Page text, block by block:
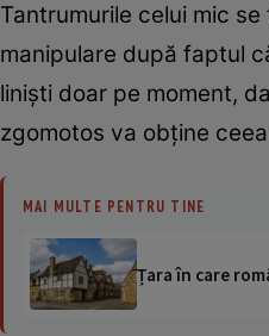
Tantrumurile celui mic
manipulare după faptul
linişti doar pe moment,
zgomotos va obţine
MAI MULTE PENTRU TINE
Țara în care